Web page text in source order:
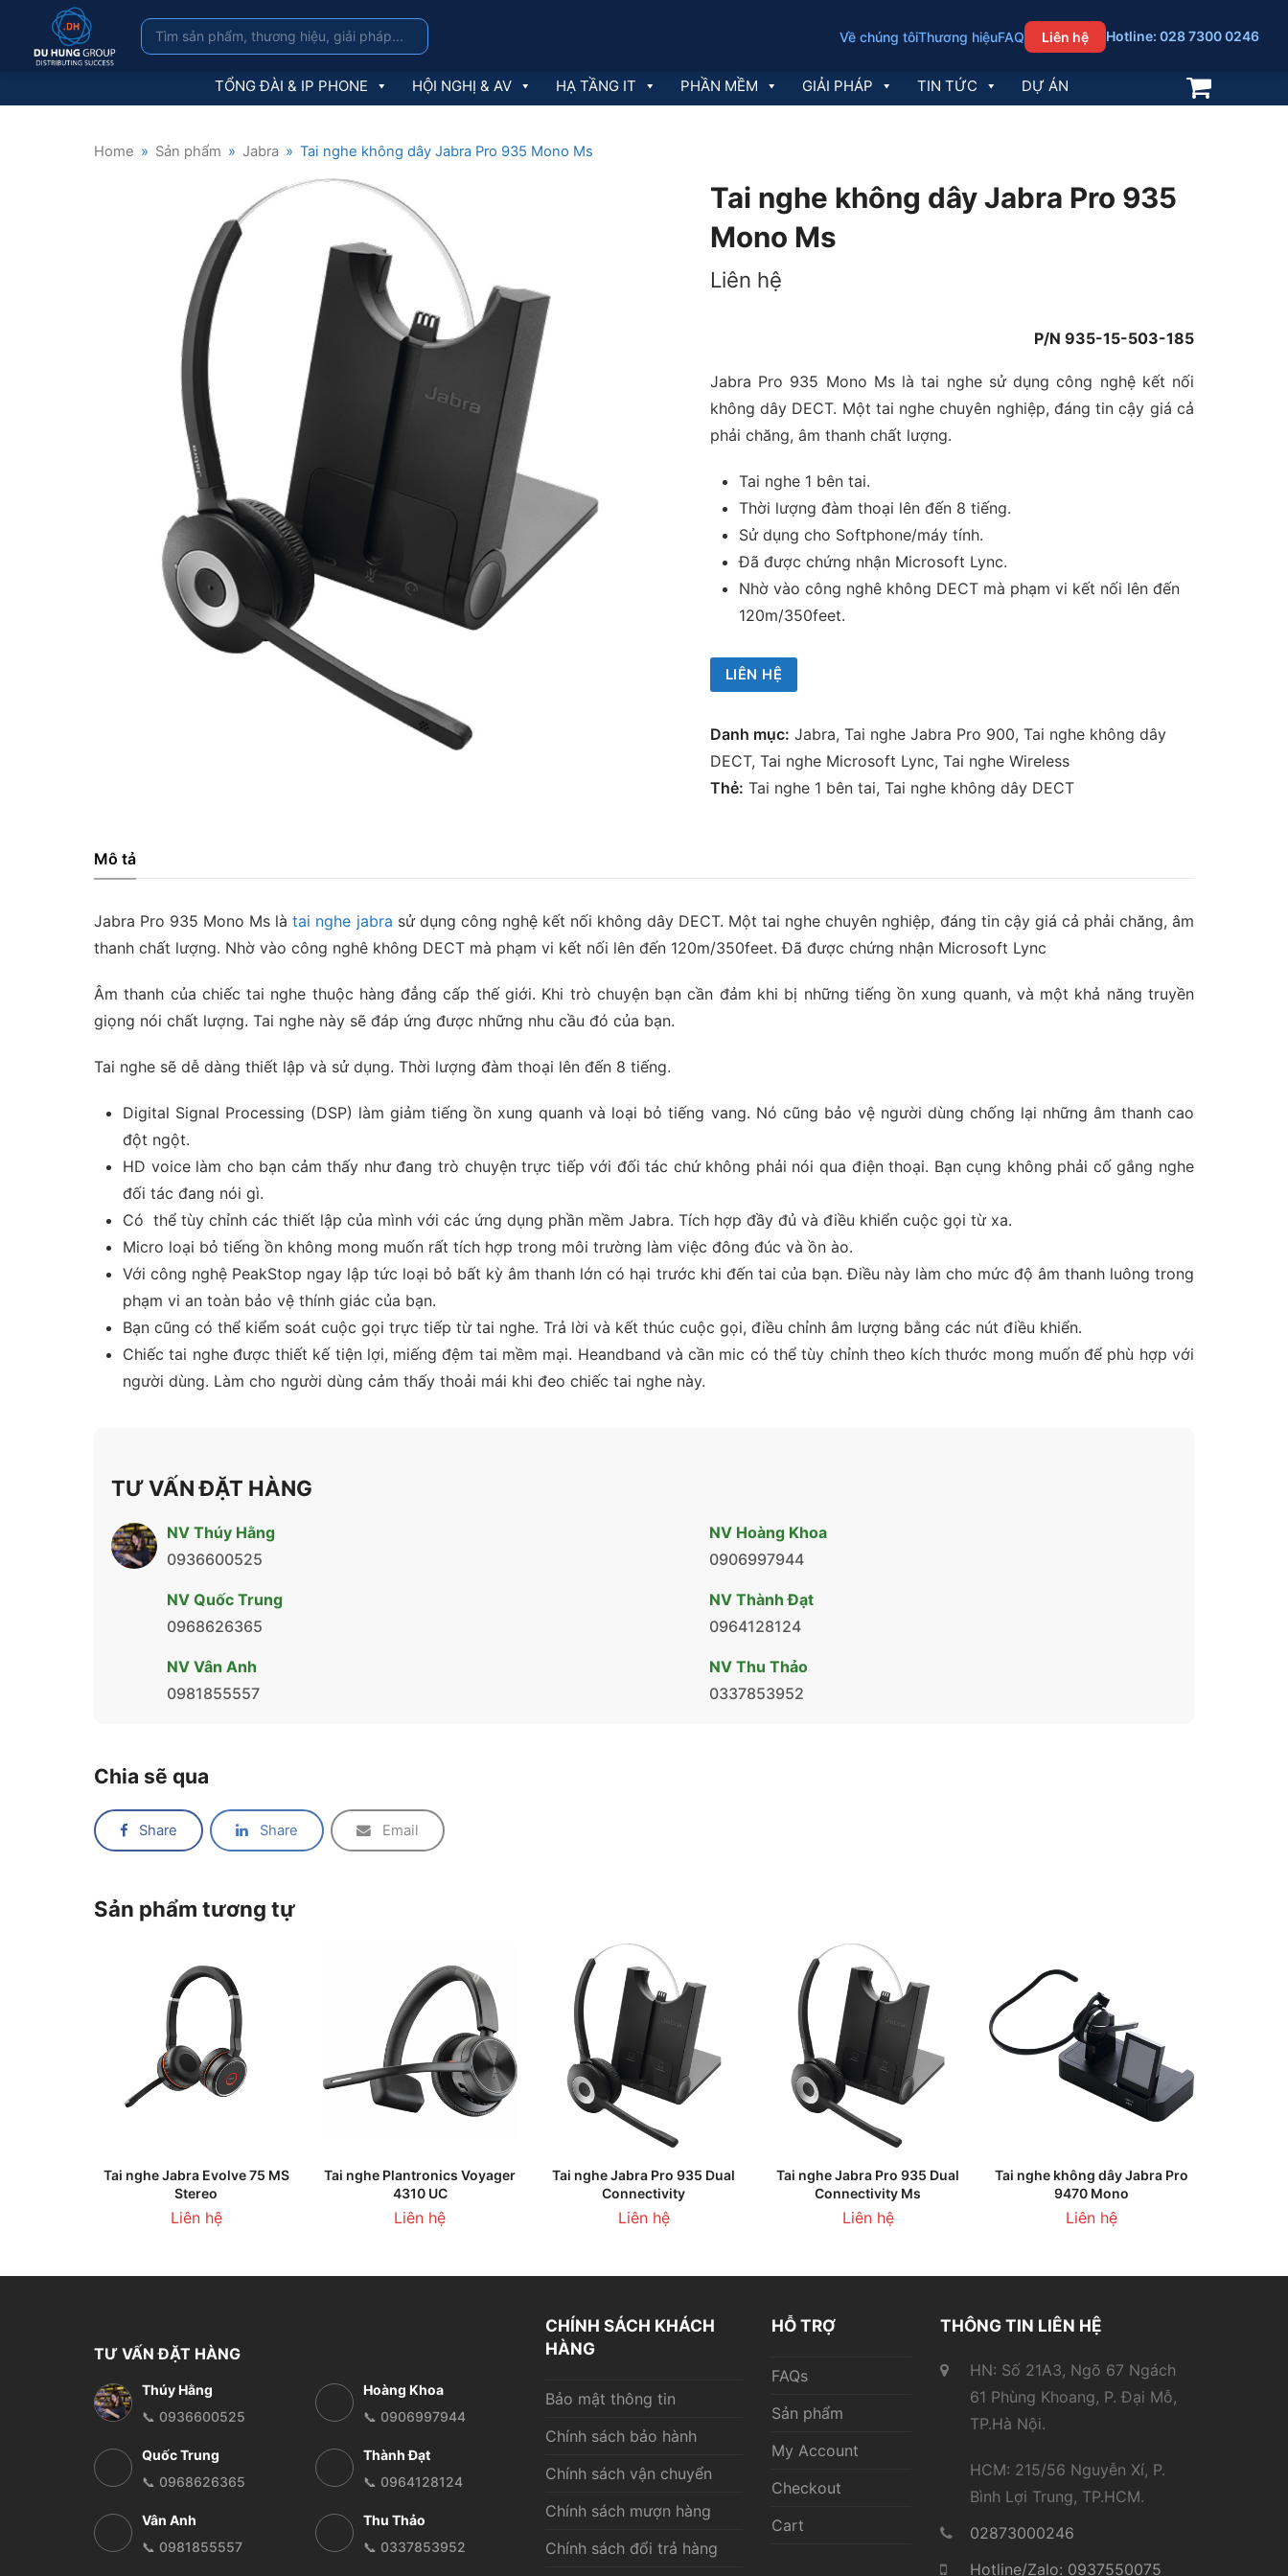
Về chúng tôiThương hiệuFAQ Liên hệ Hotline: 028 7300 0246
TỔNG ĐÀI & IP PHONE HỘI NGHỊ & AV HẠ TẦNG IT PHẦN MỀM GIẢI PHÁP TIN TỨC DỰ ÁN
Home » Sản phẩm » Jabra » Tai nghe không dây Jabra Pro 935 Mono Ms
Tai nghe không dây Jabra Pro 935
Mono Ms
Liên hệ
P/N 935-15-503-185
Jabra Pro 935 Mono Ms là tai nghe sử dụng công nghệ kết nối
không dây DECT. Một tai nghe chuyên nghiệp, đáng tin cậy giá cả
phải chăng, âm thanh chất lượng.
Tai nghe 1 bên tai.
Thời lượng đàm thoại lên đến 8 tiếng.
Sử dụng cho Softphone/máy tính.
Đã được chứng nhận Microsoft Lync.
Nhờ vào công nghê không DECT mà phạm vi kết nối lên đến
120m/350feet.
LIÊN HỆ
Danh mục: Jabra, Tai nghe Jabra Pro 900, Tai nghe không dây
DECT, Tai nghe Microsoft Lync, Tai nghe Wireless
Thẻ: Tai nghe 1 bên tai, Tai nghe không dây DECT
Mô tả
Jabra Pro 935 Mono Ms làtai nghe jabra sử dụng công nghệ kết nối không dây DECT. Một tai nghe chuyên nghiệp, đáng tin cậy giá cả phải chăng, âm
thanh chất lượng. Nhờ vào công nghê không DECT mà phạm vi kết nối lên đến 120m/350feet. Đã được chứng nhận Microsoft Lync
Âm thanh của chiếc tai nghe thuộc hàng đẳng cấp thế giới. Khi trò chuyện bạn cần đảm khi bị những tiếng ồn xung quanh, và một khả năng truyền
giọng nói chất lượng. Tai nghe này sẽ đáp ứng được những nhu cầu đó của bạn.
Tai nghe sẽ dễ dàng thiết lập và sử dụng. Thời lượng đàm thoại lên đến 8 tiếng.
Digital Signal Processing (DSP) làm giảm tiếng ồn xung quanh và loại bỏ tiếng vang. Nó cũng bảo vệ người dùng chống lại những âm thanh cao
đột ngột.
HD voice làm cho bạn cảm thấy như đang trò chuyện trực tiếp với đối tác chứ không phải nói qua điện thoại. Bạn cụng không phải cố gắng nghe
đối tác đang nói gì.
Có thể tùy chỉnh các thiết lập của mình với các ứng dụng phần mềm Jabra. Tích hợp đầy đủ và điều khiển cuộc gọi từ xa.
Micro loại bỏ tiếng ồn không mong muốn rất tích hợp trong môi trường làm việc đông đúc và ồn ào.
Với công nghệ PeakStop ngay lập tức loại bỏ bất kỳ âm thanh lớn có hại trước khi đến tai của bạn. Điều này làm cho mức độ âm thanh luông trong
phạm vi an toàn bảo vệ thính giác của bạn.
Bạn cũng có thể kiểm soát cuộc gọi trực tiếp từ tai nghe. Trả lời và kết thúc cuộc gọi, điều chỉnh âm lượng bằng các nút điều khiển.
Chiếc tai nghe được thiết kế tiện lợi, miếng đệm tai mềm mại. Heandband và cần mic có thể tùy chỉnh theo kích thước mong muốn để phù hợp với
người dùng. Làm cho người dùng cảm thấy thoải mái khi đeo chiếc tai nghe này.
TƯ VẤN ĐẶT HÀNG
NV Thúy Hằng
0936600525
NV Hoàng Khoa
0906997944
NV Quốc Trung
0968626365
NV Thành Đạt
0964128124
NV Vân Anh
0981855557
NV Thu Thảo
0337853952
Chia sẽ qua
Share Share Email
Sản phẩm tương tự
LIÊN HỆ
Tai nghe Jabra Evolve 75 MS
Stereo
Liên hệ
THÊM VÀO GIỎ HÀNG
Tai nghe Plantronics Voyager
4310 UC
Liên hệ
LIÊN HỆ
Tai nghe Jabra Pro 935 Dual
Connectivity
Liên hệ
LIÊN HỆ
Tai nghe Jabra Pro 935 Dual
Connectivity Ms
Liên hệ
LIÊN HỆ
Tai nghe không dây Jabra Pro
9470 Mono
Liên hệ
TƯ VẤN ĐẶT HÀNG
Thúy Hằng
📞 0936600525
Hoàng Khoa
📞 0906997944
Quốc Trung
📞 0968626365
Thành Đạt
📞 0964128124
Vân Anh
📞 0981855557
Thu Thảo
📞 0337853952
CHÍNH SÁCH KHÁCH
HÀNG
Bảo mật thông tin
Chính sách bảo hành
Chính sách vận chuyển
Chính sách mượn hàng
Chính sách đổi trả hàng
HỖ TRỢ
FAQs
Sản phẩm
My Account
Checkout
Cart
THÔNG TIN LIÊN HỆ
HN: Số 21A3, Ngõ 67 Ngách
61 Phùng Khoang, P. Đại Mỗ,
TP.Hà Nội.
HCM: 215/56 Nguyễn Xí, P.
Bình Lợi Trung, TP.HCM.
02873000246
Hotline/Zalo: 0937550075